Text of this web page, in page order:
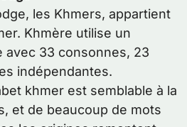
les Khmers, appartient
Khmère utilise un
avec 33 consonnes, 23
indépendantes.
khmer est semblable à la
et de beaucoup de mots